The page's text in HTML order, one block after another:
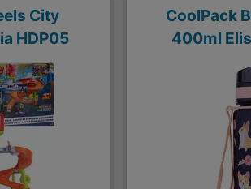
City
HDP05
CoolPack
400ml